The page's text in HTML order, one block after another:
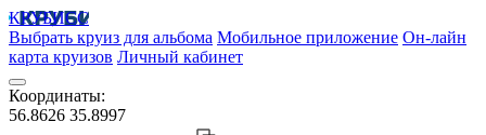
КРУБИСС
Выбрать круиз для альбома Мобильное приложение Он-лайн
карта круизов Личный кабинет
Координаты:
56.8626 35.8997